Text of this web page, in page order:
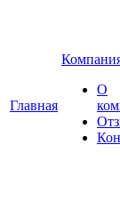
Главная
О